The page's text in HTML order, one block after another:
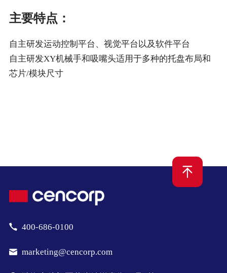
主要特点：
⾃主研发运动控制平台、视觉平台以及软件平台
⾃主研发XY机械⼿和吸嘴头适⽤于多种的托盘布局和
芯⽚/模块尺⼨
400-686-0100
marketing@cencorp.com